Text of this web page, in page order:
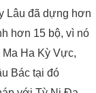
Lâu đã dựng hơn
hơn 15 bộ, vì nó
Ha Kỳ Vực,
Bác tại đó